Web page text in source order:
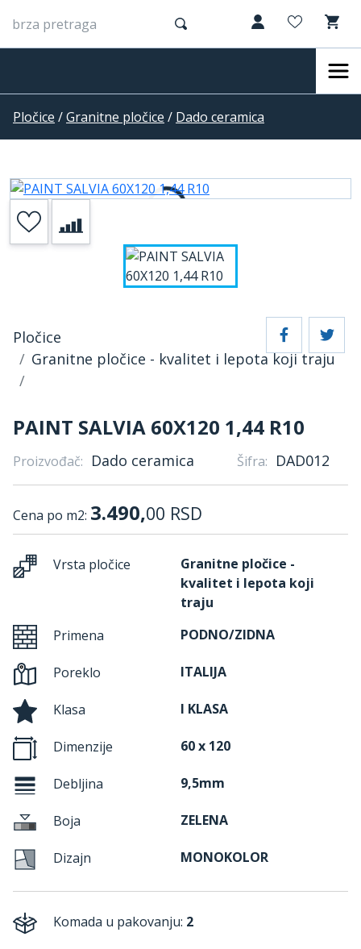
Pločice /Granitne pločice / Dado ceramica
Pločice
Granitne pločice - kvalitet i lepota koji traju
PAINT SALVIA 60X120 1,44 R10
Proizvođač: Dado ceramica Šifra: DAD012
Cena po m2: 3.490,00 RSD
Vrsta pločice
Granitne pločice -
kvalitet i lepota koji
traju
Primena
PODNO/ZIDNA
Poreklo ITALIJA
Klasa I KLASA
Dimenzije 60 x 120
Debljina 9,5mm
Boja ZELENA
Dizajn MONOKOLOR
Komada u pakovanju: 2